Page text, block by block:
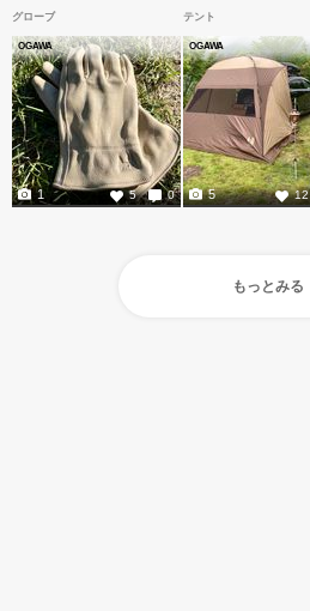
グローブ
OGAWA
5 0
1
テント
OGAWA
12
5
もっとみる